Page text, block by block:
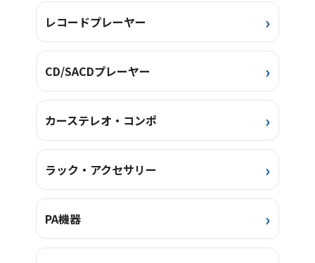
レコードプレーヤー
CD/SACDプレーヤー
カーステレオ・コンポ
ラック・アクセサリー
PA機器